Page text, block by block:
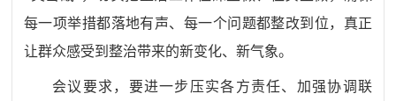
每一项举措都落地有声、每一个问题都整改到位，真正
让群众感受到整治带来的新变化、新气象。
会议要求， 要进一步压实各方责任、加强协调联